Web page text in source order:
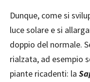
Dunque, come si
luce solare e si
doppio del normale.
rialzata, ad esempio
piante ricadenti: la